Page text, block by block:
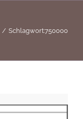
Schlagwort:750000